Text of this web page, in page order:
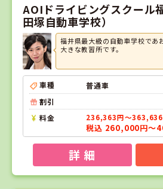
AOIドライビングスクー
田塚自動車学校）
福井県最大級の自動車学校であ
大きな教習所です。
車種
普通車
割引
料金
236,363円～363,636
税込 260,000円～
詳 細